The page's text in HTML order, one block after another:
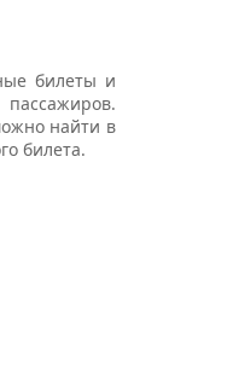
билеты и
найти в
билета.